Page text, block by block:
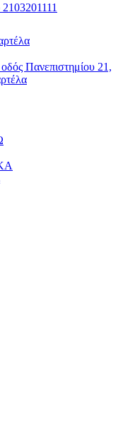
οδός Πανεπιστημίου 21,